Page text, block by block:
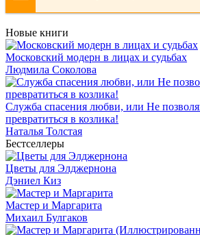
Новые книги
Московский модерн в лицах и судьбах
Людмила Соколова
Служба спасения любви, или Не
превратиться в козлика!
Наталья Толстая
Бестселлеры
Цветы для Элджернона
Дэниел Киз
Мастер и Маргарита
Михаил Булгаков